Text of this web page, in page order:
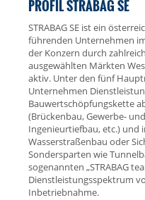
PROFIL STRABAG SE
STRABAG SE ist ein
führenden Unternehmen
der Konzern durch
ausgewählten Märkten
aktiv. Unter den fünf
Unternehmen
Bauwertschöpfungskette
(Brückenbau, Gewerbe-
Ingenieurtiefbau, etc.) und
Wasserstraßenbau oder
Sondersparten wie
sogenannten „STRABAG
Dienstleistungsspektrum
Inbetriebnahme.